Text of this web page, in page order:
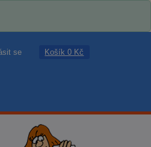
se Košík 0 Kč